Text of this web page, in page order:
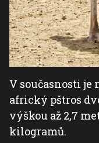
V současnosti
africký pštros
výškou až 2,7
kilogramů.